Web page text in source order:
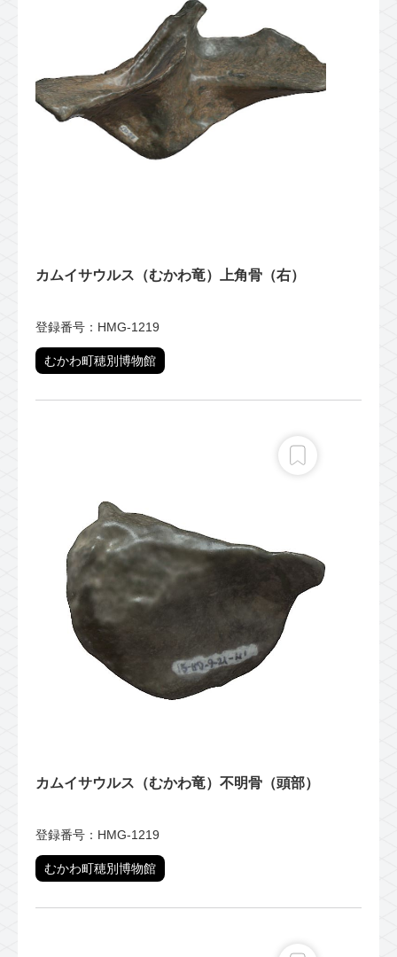
カムイサウルス（むかわ竜）上角骨（右）
登録番号：HMG-1219
むかわ町穂別博物館
カムイサウルス（むかわ竜）不明骨（頭部）
登録番号：HMG-1219
むかわ町穂別博物館